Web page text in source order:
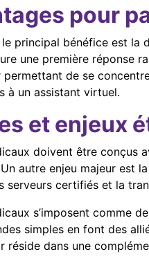
pour
principal bénéfice est la
une première réponse
permettant de se
à un assistant virtuel.
et enjeux
doivent être conçus
autre enjeu majeur est
serveurs certifiés et la
s’imposent comme
simples en font des
réside dans une